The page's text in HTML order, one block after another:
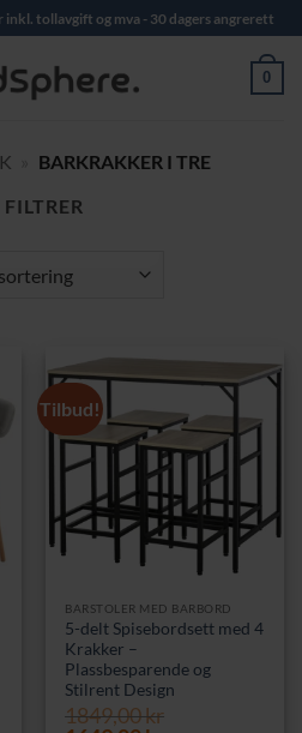
inkl. tollavgift og mva - 30 dagers angrerett
0
BARKRAKKER I TRE
FILTRER
Tilbud!
BARSTOLER MED BARBORD
5-delt Spisebordsett med 4
Krakker –
Plassbesparende og
Stilrent Design
1849,00kr